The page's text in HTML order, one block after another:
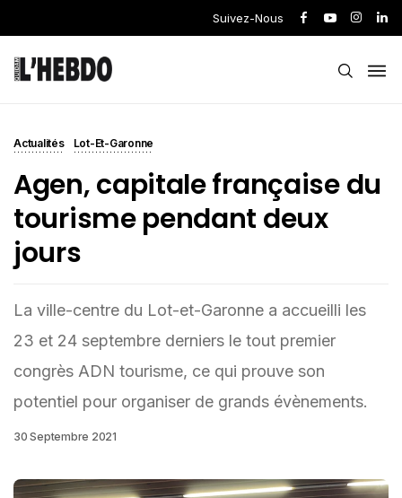
Suivez-Nous
Actualités Lot-Et-Garonne
Agen, capitale française du
tourisme pendant deux
jours
La ville-centre du Lot-et-Garonne a accueilli les
23 et 24 septembre derniers le tout premier
congrès ADN tourisme, ce qui prouve son
potentiel pour organiser de grands évènements.
30 Septembre 2021